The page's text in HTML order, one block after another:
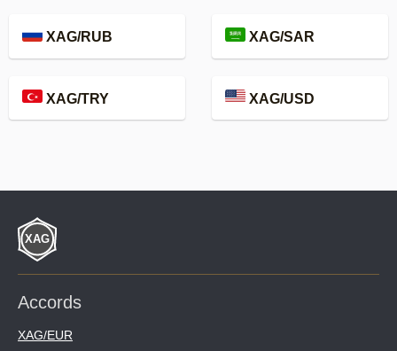
XAG/RUB XAG/SAR
XAG/TRY XAG/USD
Accords
XAG/EUR